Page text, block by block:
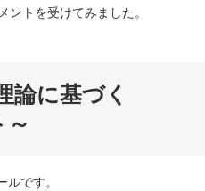
トを受けてみました。
論に基づく
です。